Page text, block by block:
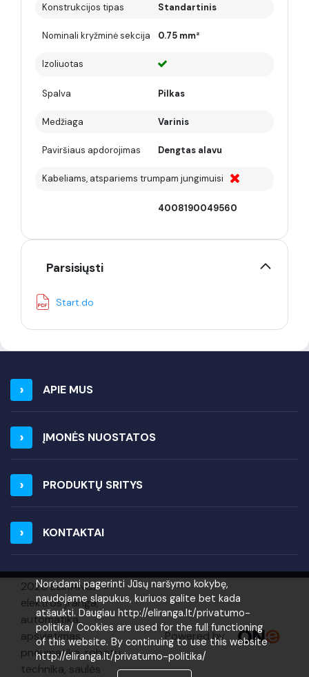
Norėdami pagerinti Jūsų naršymo kokybę,
naudojame slapukus, kuriuos galite bet kada
atšaukti. Daugiau http://eliranga.lt/privatumo-
politika/ Cookies are used for the full functioning
of this website. By continuing to use this website
http://eliranga.lt/privatumo-politika/
Konstrukcijos tipas Standartinis
Nominali kryžminė sekcija 0.75 mm²
Izoliuotas
Spalva Pilkas
Medžiaga Varinis
Paviršiaus apdorojimas Dengtas alavu
Kabeliams, atspariems trumpam jungimuisi
4008190049560
Parsisiųsti
Start.do
APIE MUS
ĮMONĖS NUOSTATOS
PRODUKTŲ SRITYS
KONTAKTAI
2026 ELIRANGA =
elektros įranga,
automatika,
apšvietimas,
pneumatika, robotų
technika, saulės
Powered by